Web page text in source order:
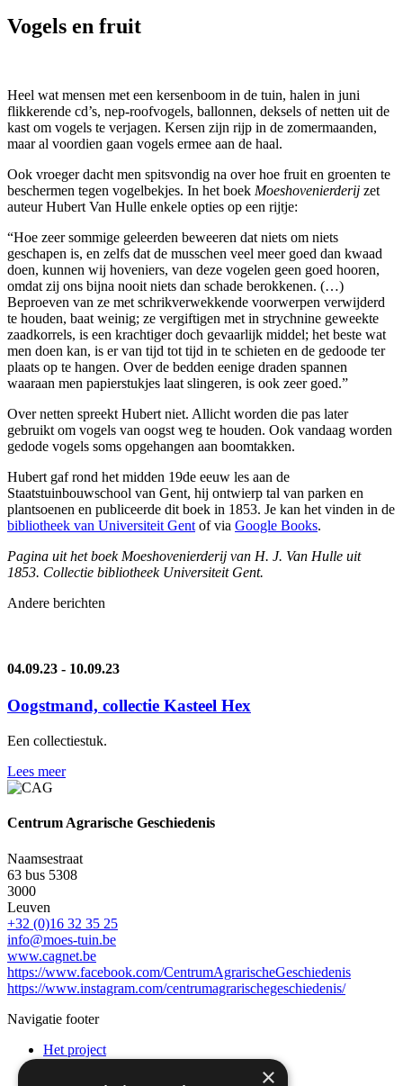
Vogels en fruit
Heel wat mensen met een kersenboom in de tuin, halen in juni
flikkerende cd’s, nep-roofvogels, ballonnen, deksels of netten uit de
kast om vogels te verjagen. Kersen zijn rijp in de zomermaanden,
maar al voordien gaan vogels ermee aan de haal.
Ook vroeger dacht men spitsvondig na over hoe fruit en groenten te
beschermen tegen vogelbekjes. In het boek Moeshovenierderij zet
auteur Hubert Van Hulle enkele opties op een rijtje:
“Hoe zeer sommige geleerden beweeren dat niets om niets
geschapen is, en zelfs dat de musschen veel meer goed dan kwaad
doen, kunnen wij hoveniers, van deze vogelen geen goed hooren,
omdat zij ons bijna nooit niets dan schade berokkenen. (…)
Beproeven van ze met schrikverwekkende voorwerpen verwijderd
te houden, baat weinig; ze vergiftigen met in strychnine geweekte
zaadkorrels, is een krachtiger doch gevaarlijk middel; het beste wat
men doen kan, is er van tijd tot tijd in te schieten en de gedoode ter
plaats op te hangen. Over de bedden eenige draden spannen
waaraan men papierstukjes laat slingeren, is ook zeer goed.”
Over netten spreekt Hubert niet. Allicht worden die pas later
gebruikt om vogels van oogst weg te houden. Ook vandaag worden
gedode vogels soms opgehangen aan boomtakken.
Hubert gaf rond het midden 19de eeuw les aan de
Staatstuinbouwschool van Gent, hij ontwierp tal van parken en
plantsoenen en publiceerde dit boek in 1853. Je kan het vinden in de
bibliotheek van Universiteit Gent of via Google Books.
Pagina uit het boek Moeshovenierderij van H. J. Van Hulle uit
1853. Collectie bibliotheek Universiteit Gent.
Andere berichten
04.09.23 - 10.09.23
Oogstmand, collectie Kasteel Hex
Een collectiestuk.
Lees meer
Centrum Agrarische Geschiedenis
Naamsestraat
63 bus 5308
3000
Leuven
+32 (0)16 32 35 25
info@moes-tuin.be
www.cagnet.be
https://www.facebook.com/CentrumAgrarischeGeschiedenis
https://www.instagram.com/centrumagrarischegeschiedenis/
Navigatie footer
Het project
Activiteiten
×